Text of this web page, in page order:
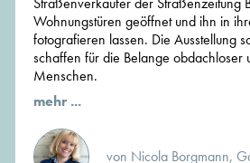
Wohnungstüren geöffnet und ihn in
fotografieren lassen. Die Ausstellung
schaffen für die Belange obdachloser
Menschen.
mehr ...
von Nicola Borgmann,